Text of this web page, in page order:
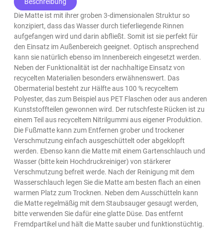
Die Matte ist mit ihrer groben 3-dimensionalen Struktur so
konzipiert, dass das Wasser durch tieferliegende Rinnen
aufgefangen wird und darin abfließt. Somit ist sie perfekt für
den Einsatz im Außenbereich geeignet. Optisch ansprechend
kann sie natürlich ebenso im Innenbereich eingesetzt werden.
Neben der Funktionalität ist der nachhaltige Einsatz von
recycelten Materialien besonders erwähnenswert. Das
Obermaterial besteht zur Hälfte aus 100 % recyceltem
Polyester, das zum Beispiel aus PET Flaschen oder aus anderen
Kunststoffteilen gewonnen wird. Der rutschfeste Rücken ist zu
einem Teil aus recyceltem Nitrilgummi aus eigener Produktion.
Die Fußmatte kann zum Entfernen grober und trockener
Verschmutzung einfach ausgeschüttelt oder abgeklopft
werden. Ebenso kann die Matte mit einem Gartenschlauch und
Wasser (bitte kein Hochdruckreiniger) von stärkerer
Verschmutzung befreit werde. Nach der Reinigung mit dem
Wasserschlauch legen Sie die Matte am besten flach an einen
warmen Platz zum Trocknen. Neben dem Ausschütteln kann
die Matte regelmäßig mit dem Staubsauger gesaugt werden,
bitte verwenden Sie dafür eine glatte Düse. Das entfernt
Fremdpartikel und hält die Matte sauber und funktionstüchtig.